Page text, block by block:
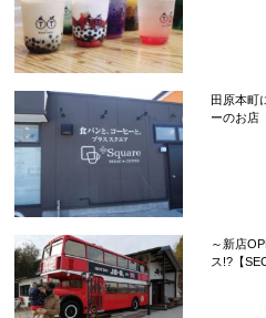
田原本町
ーのお店
～新店
ス!?【